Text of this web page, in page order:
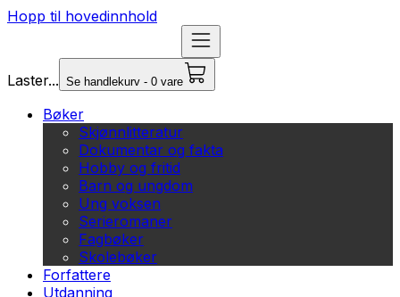
Hopp til hovedinnhold
Laster... Se handlekurv - 0 vare
Bøker
Skjønnlitteratur
Dokumentar og fakta
Hobby og fritid
Barn og ungdom
Ung voksen
Serieromaner
Fagbøker
Skolebøker
Forfattere
Utdanning